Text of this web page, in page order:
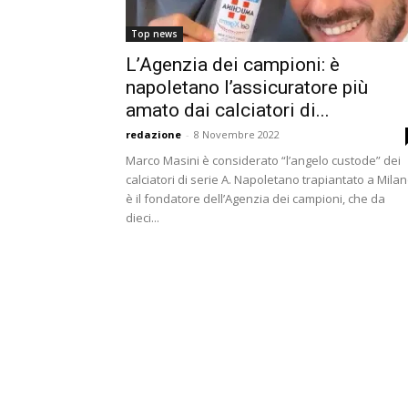
Top news
L’Agenzia dei campioni: è
napoletano l’assicuratore più
amato dai calciatori di...
redazione - 8 Novembre 2022
Marco Masini è considerato “l’angelo custode” dei
calciatori di serie A. Napoletano trapiantato a
è il fondatore dell’Agenzia dei campioni, che da
dieci...